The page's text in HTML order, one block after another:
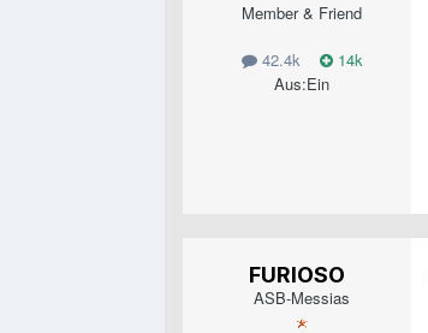
Member & Friend
42.4k
14k
Aus:Ein
FURIOSO
ASB-Messias